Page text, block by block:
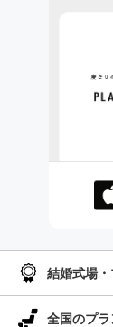
結婚式場
全国のプ